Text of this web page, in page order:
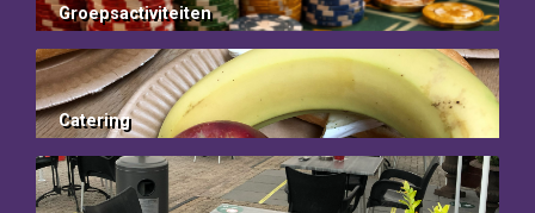
Groepsactiviteiten
Catering